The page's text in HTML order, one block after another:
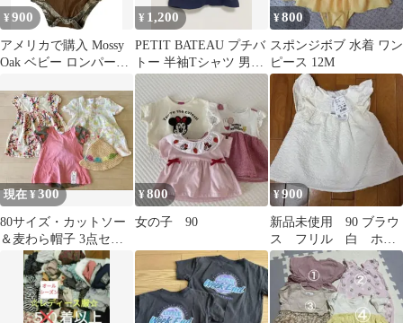
¥900
アメリカで購入 Mossy
Oak ベビー ロンパース
¥ 1,200
PETIT BATEAU プチバ
トー 半袖Tシャツ 男の
子 80 ベビー 犬
¥800
スポンジボブ 水着 ワン
ピース 12M
現在 ¥300
80サイズ・カットソー
＆麦わら帽子 3点セッ
トまとめ売り
¥800
女の子 90
¥900
新品未使用 90 ブラウ
ス フリル 白 ホワ
イト ノースリーブ
タンクトップ